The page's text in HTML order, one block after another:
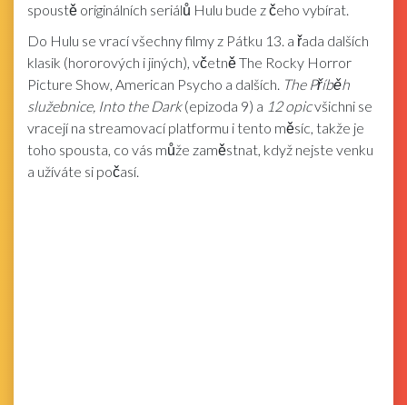
spoustě originálních seriálů Hulu bude z čeho vybírat.
Do Hulu se vrací všechny filmy z Pátku 13. a řada dalších
klasik (hororových i jiných), včetně The Rocky Horror
Picture Show, American Psycho a dalších. The Příběh
služebnice, Into the Dark(epizoda 9) a 12 opicvšichni se
vracejí na streamovací platformu i tento měsíc, takže je
toho spousta, co vás může zaměstnat, když nejste venku
a užíváte si počasí.